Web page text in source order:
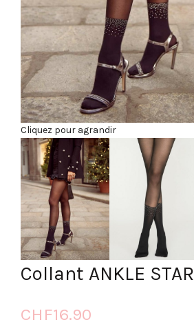
Cliquez pour agrandir
Collant ANKLE STAR
CHF16.90